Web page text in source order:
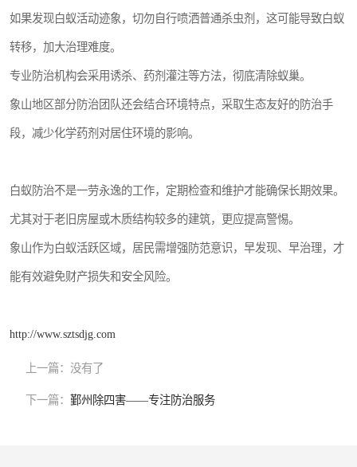
如果发现白蚁活动迹象，切勿自行喷洒普通杀虫剂，这可能导致白蚁
转移，加大治理难度。
专业防治机构会采用诱杀、药剂灌注等方法，彻底清除蚁巢。
象山地区部分防治团队还会结合环境特点，采取生态友好的防治手
段，减少化学药剂对居住环境的影响。
白蚁防治不是一劳永逸的工作，定期检查和维护才能确保长期效果。
尤其对于老旧房屋或木质结构较多的建筑，更应提高警惕。
象山作为白蚁活跃区域，居民需增强防范意识，早发现、早治理，才
能有效避免财产损失和安全风险。
http://www.sztsdjg.com
上一篇： 没有了
下一篇： 鄞州除四害——专注防治服务